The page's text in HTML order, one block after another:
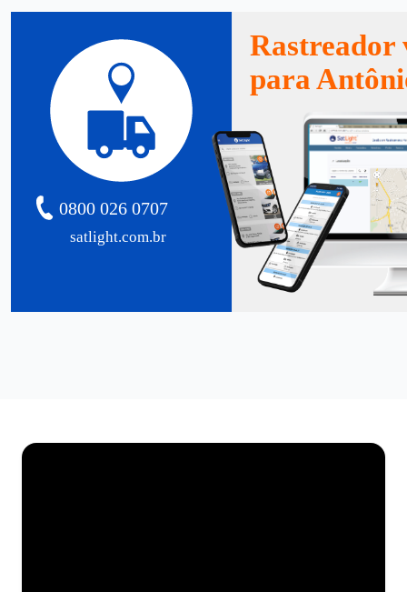
satlight.com.br
0800 026 0707
Rastreador
para